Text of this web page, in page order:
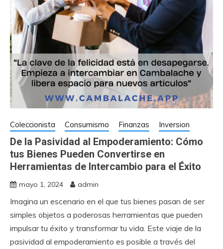
Coleccionista Consumismo Finanzas Inversion
De la Pasividad al Empoderamiento: Cómo
tus Bienes Pueden Convertirse en
Herramientas de Intercambio para el Éxito
mayo 1, 2024 admin
Imagina un escenario en el que tus bienes pasan de ser
simples objetos a poderosas herramientas que pueden
impulsar tu éxito y transformar tu vida. Este viaje de la
pasividad al empoderamiento es posible a través del